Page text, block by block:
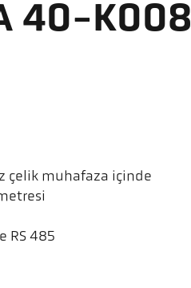
40-K008
çelik muhafaza içinde
RS 485